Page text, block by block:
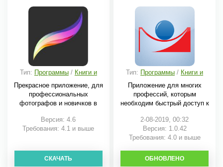
Тип: Программы/ Книги и
Прекрасное приложение, для
профессиональных
фотографов и новичков в
Версия: 4.6
Требования: 4.1 и выше
СКАЧАТЬ
Тип: Программы / Книги и
Приложение для многих
профессий, которым
необходим быстрый доступ к
2-08-2019, 00:32
Версия: 1.0.42
Требования: 4.0 и выше
СКАЧАТЬ
ОБНОВЛЕНО